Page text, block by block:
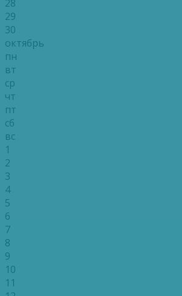
28
29
30
октябрь
пн
вт
ср
чт
пт
сб
вс
1
2
3
4
5
6
7
8
9
10
11